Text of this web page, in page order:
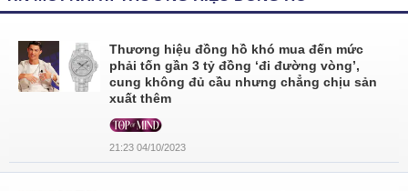
Thương hiệu đồng hồ khó mua đến mức
phải tốn gần 3 tỷ đồng ‘đi đường vòng’,
cung không đủ cầu nhưng chẳng chịu sản
xuất thêm
21:23 04/10/2023